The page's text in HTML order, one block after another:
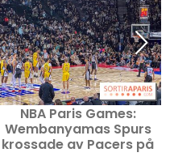
NBA Paris Games:
Wembanyamas Spurs
krossade av Pacers på